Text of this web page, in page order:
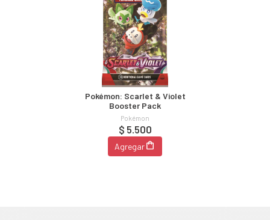
Pokémon: Scarlet & Violet
Booster Pack
Pokémon
$ 5.500
Agregar